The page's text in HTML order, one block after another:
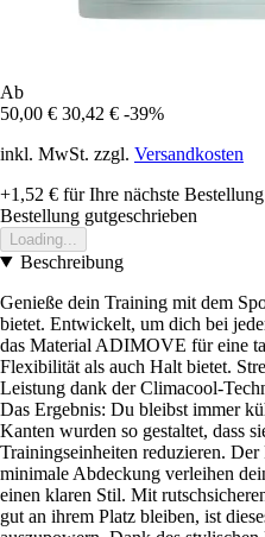
Ab
50,00 € 30,42 € -39%
inkl. MwSt. zzgl. Versandkosten
+1,52 € für Ihre nächste
Bestellung gutgeschrieben
Loading...
Beschreibung
Genieße dein Training mit dem
bietet. Entwickelt, um dich bei
das Material ADIMOVE für eine
Flexibilität als auch Halt bietet.
Leistung dank der Climacool-
Das Ergebnis: Du bleibst immer
Kanten wurden so gestaltet, dass
Trainingseinheiten reduzieren.
minimale Abdeckung verleihen
einen klaren Stil. Mit
gut an ihrem Platz bleiben, ist